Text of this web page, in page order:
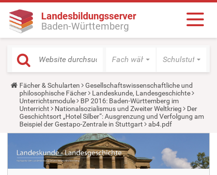
Landesbildungsserver
Baden-Württemberg
Fach wählen Schulstufe
Y
o
u
a
r
e
h
e
:
Fächer & Schularten
Gesellschaftswissenschaftliche und
philosophische Fächer
Landeskunde, Landesgeschichte
Unterrichtsmodule
BP 2016: Baden-Württemberg im
Unterricht
Nationalsozialismus und Zweiter Weltkrieg
Der
Geschichtsort „Hotel Silber“: Ausgrenzung und Verfolgung am
Beispiel der Gestapo-Zentrale in Stuttgart
ab4.pdf